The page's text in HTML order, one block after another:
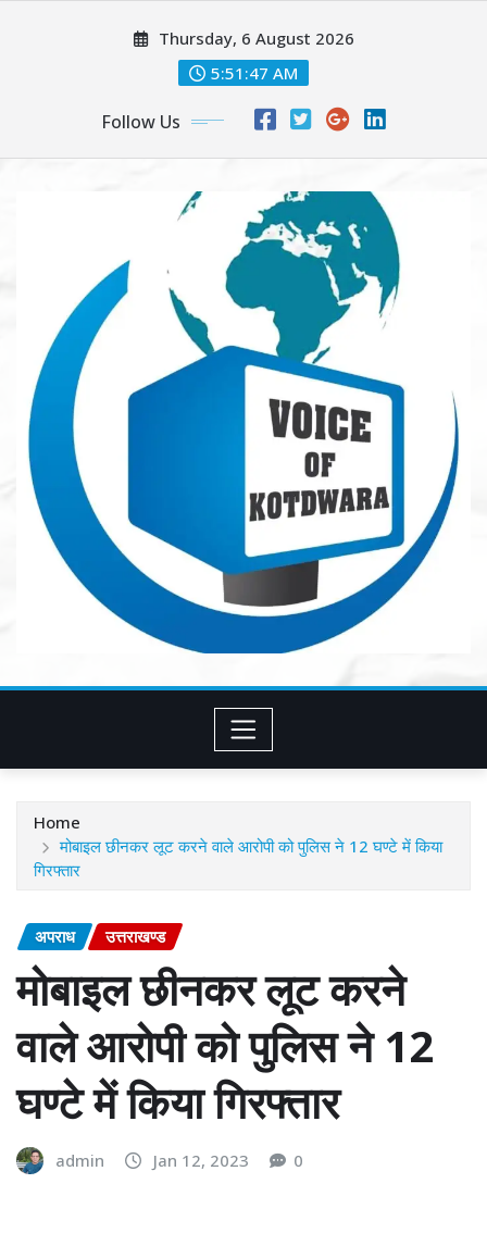
Thursday, 6 August 2026
5:51:49 AM
Follow Us
Home
मोबाइल छीनकर लूट करने वाले आरोपी को पुलिस ने 12 घण्टे में किया
गिरफ्तार
अपराध उत्तराखण्ड
मोबाइल छीनकर लूट करने
वाले आरोपी को पुलिस ने 12
घण्टे में किया गिरफ्तार
admin Jan 12, 2023 0